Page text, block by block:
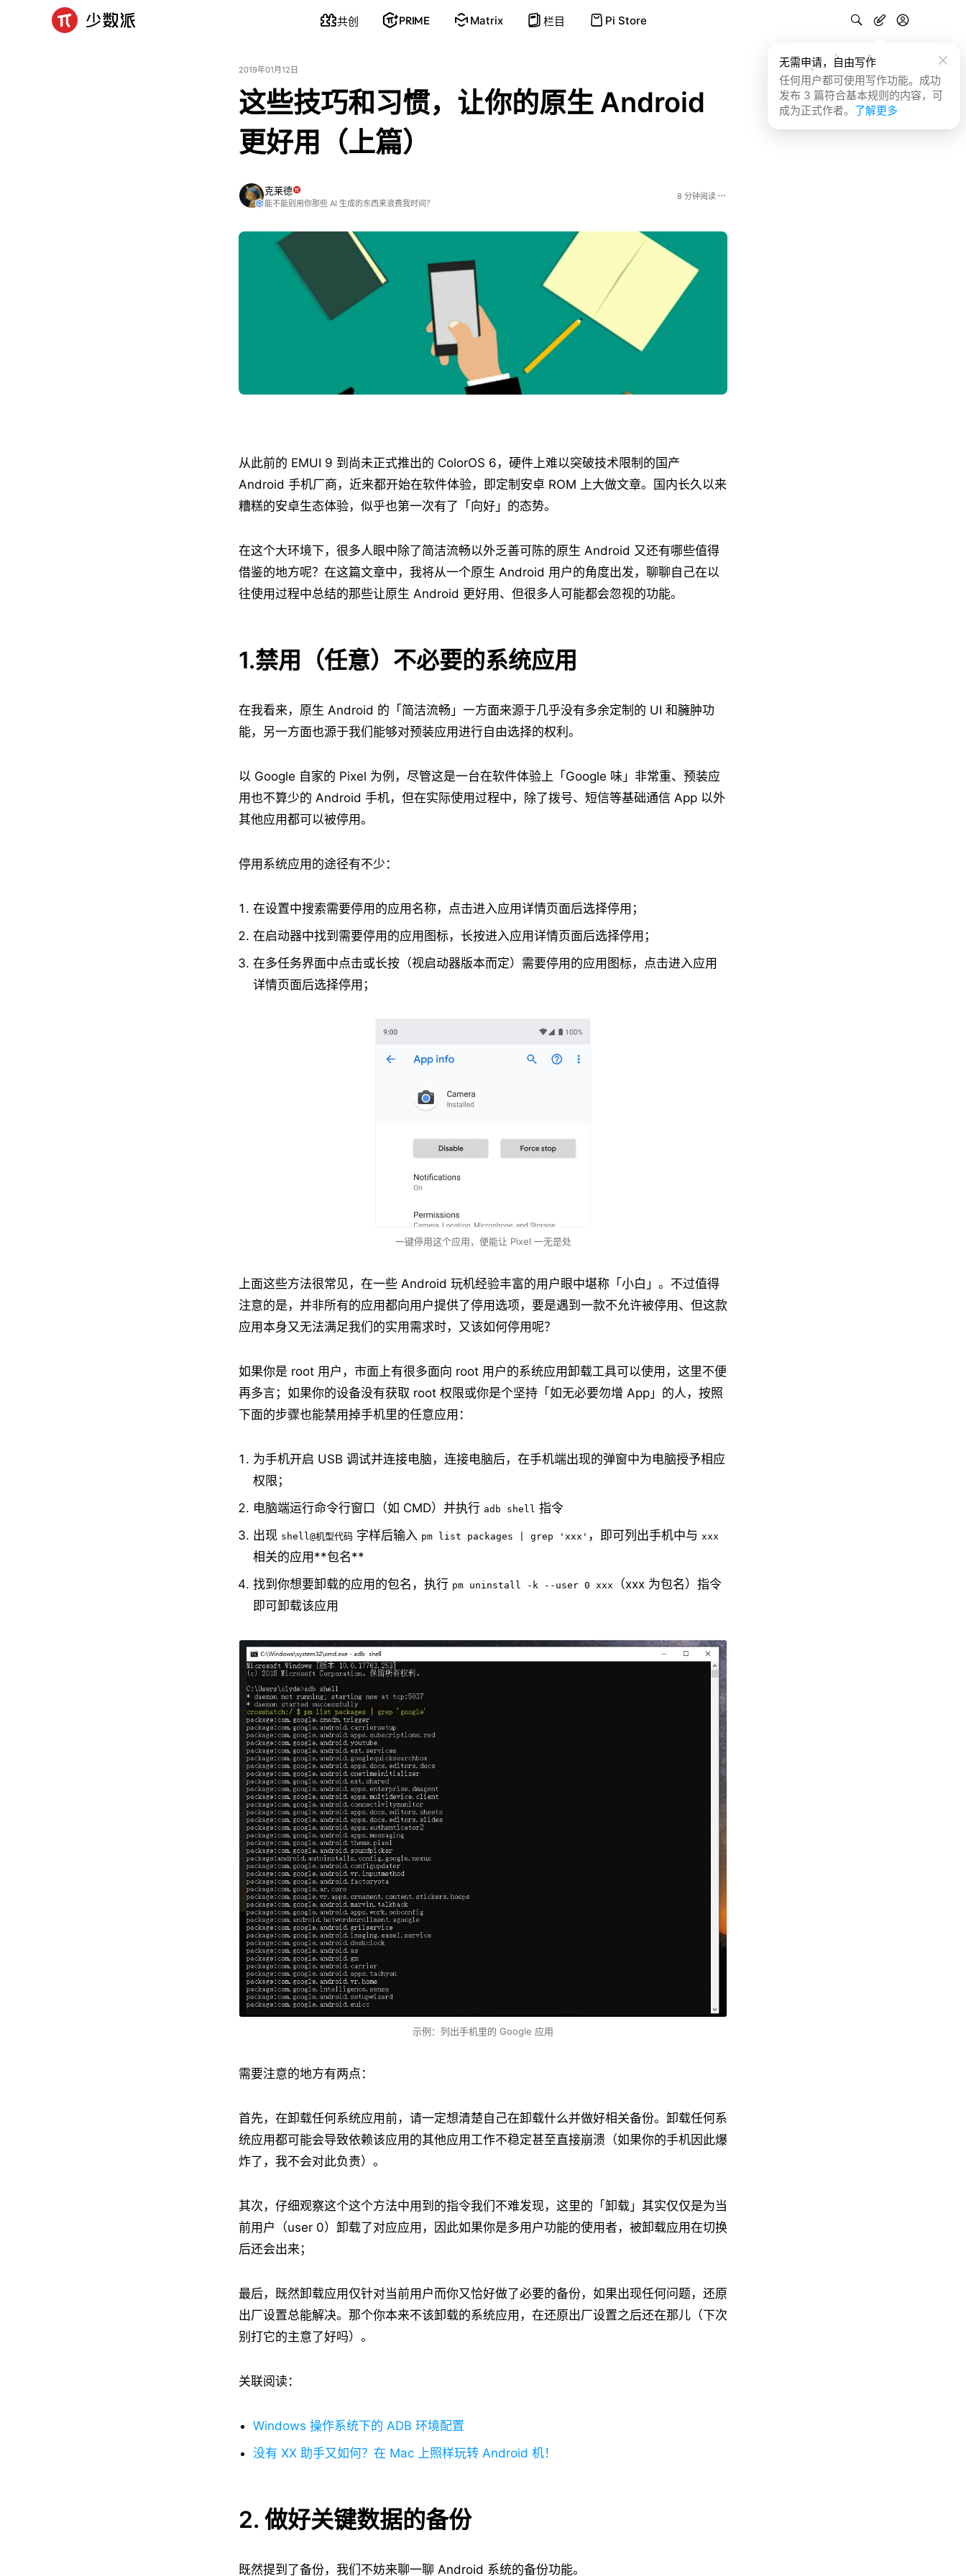
共创 PRIME Matrix 栏目 Pi Store
无需申请，自由写作
任何用户都可使用写作功能。成功
发布 3 篇符合基本规则的内容，可
成为正式作者。 了解更多
2019年01月12日
这些技巧和习惯，让你的原生 Android
更好用（上篇）
克莱德
能不能别用你那些 AI 生成的东西来浪费我时间？
8 分钟阅读
从此前的 EMUI 9 到尚未正式推出的 ColorOS 6，硬件上难以突破技术限制的国产
Android 手机厂商，近来都开始在软件体验，即定制安卓 ROM 上大做文章。国内长久以来
糟糕的安卓生态体验，似乎也第一次有了「向好」的态势。
在这个大环境下，很多人眼中除了简洁流畅以外乏善可陈的原生 Android 又还有哪些值得
借鉴的地方呢？在这篇文章中，我将从一个原生 Android 用户的角度出发，聊聊自己在以
往使用过程中总结的那些让原生 Android 更好用、但很多人可能都会忽视的功能。
1.禁用（任意）不必要的系统应用
在我看来，原生 Android 的「简洁流畅」一方面来源于几乎没有多余定制的 UI 和臃肿功
能，另一方面也源于我们能够对预装应用进行自由选择的权利。
以 Google 自家的 Pixel 为例，尽管这是一台在软件体验上「Google 味」非常重、预装应
用也不算少的 Android 手机，但在实际使用过程中，除了拨号、短信等基础通信 App 以外
其他应用都可以被停用。
停用系统应用的途径有不少：
在设置中搜索需要停用的应用名称，点击进入应用详情页面后选择停用；
在启动器中找到需要停用的应用图标，长按进入应用详情页面后选择停用；
在多任务界面中点击或长按（视启动器版本而定）需要停用的应用图标，点击进入应用
详情页面后选择停用；
一键停用这个应用，便能让 Pixel 一无是处
上面这些方法很常见，在一些 Android 玩机经验丰富的用户眼中堪称「小白」。不过值得
注意的是，并非所有的应用都向用户提供了停用选项，要是遇到一款不允许被停用、但这款
应用本身又无法满足我们的实用需求时，又该如何停用呢？
如果你是 root 用户，市面上有很多面向 root 用户的系统应用卸载工具可以使用，这里不便
再多言；如果你的设备没有获取 root 权限或你是个坚持「如无必要勿增 App」的人，按照
下面的步骤也能禁用掉手机里的任意应用：
为手机开启 USB 调试并连接电脑，连接电脑后，在手机端出现的弹窗中为电脑授予相应
权限；
电脑端运行命令行窗口（如 CMD）并执行 adb shell 指令
出现 shell@机型代码 字样后输入 pm list packages | grep 'xxx' ，即可列出手机中与 xxx
相关的应用**包名**
找到你想要卸载的应用的包名，执行 pm uninstall -k --user 0 xxx
（xxx 为包名）指令
即可卸载该应用
示例：列出手机里的 Google 应用
需要注意的地方有两点：
首先，在卸载任何系统应用前，请一定想清楚自己在卸载什么并做好相关备份。卸载任何系
统应用都可能会导致依赖该应用的其他应用工作不稳定甚至直接崩溃（如果你的手机因此爆
炸了，我不会对此负责）。
其次，仔细观察这个这个方法中用到的指令我们不难发现，这里的「卸载」其实仅仅是为当
前用户（user 0）卸载了对应应用，因此如果你是多用户功能的使用者，被卸载应用在切换
后还会出来；
最后，既然卸载应用仅针对当前用户而你又恰好做了必要的备份，如果出现任何问题，还原
出厂设置总能解决。那个你本来不该卸载的系统应用，在还原出厂设置之后还在那儿（下次
别打它的主意了好吗）。
关联阅读：
Windows 操作系统下的 ADB 环境配置
没有 XX 助手又如何？在 Mac 上照样玩转 Android 机！
2. 做好关键数据的备份
既然提到了备份，我们不妨来聊一聊 Android 系统的备份功能。